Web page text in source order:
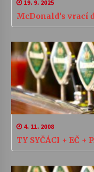
19. 9. 2025
McDonald’s
4. 11. 2008
TY SYČÁCI + EČ +